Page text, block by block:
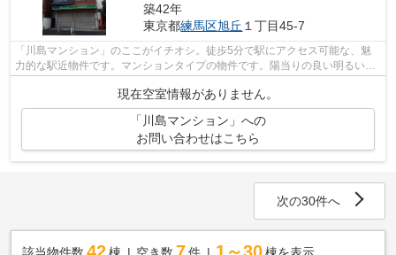
築42年
東京都練馬区旭丘 １丁目45-7
「川島マンション」のここがイチオシ。徒歩5分で駅にアクセス可能な、魅
力的な駅近物件です。マンションタイプの物件です。陽当りの良い明るい環
境が魅力の一押し物件となっています。...
現在空室情報がありません。
「川島マンション」への
お問い合わせはこちら
次の30件へ
該当物件数 棟 空き数 件 棟を表示